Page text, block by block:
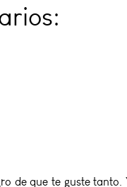
de que te guste